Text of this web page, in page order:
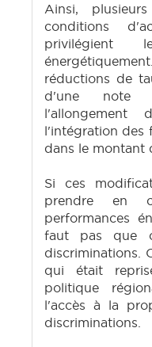
Ainsi,
conditions
privilégient
réductions de
d'une note
l'intégration des
dans le montant
Si ces
prendre en
performances
faut pas que
discriminations.
qui était
politique
l'accès à la
discriminations.